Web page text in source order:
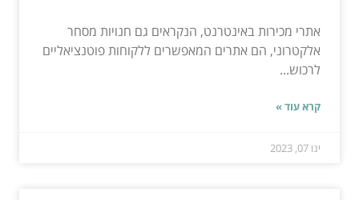
אתרי מכירות באינטרנט, הנקראים גם חנויות מסחר
אלקטרוני, הם אתרים המאפשרים ללקוחות פוטנציאליים
לרכוש...
קרא עוד »
ינו 07, 2023